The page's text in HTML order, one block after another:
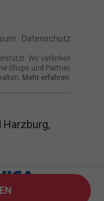
Datenschutz
Wir verlinken
Shops und Partner,
Mehr erfahren.
Harzburg,